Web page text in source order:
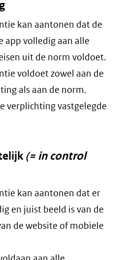
kan aantonen dat de
app volledig aan alle
uit de norm voldoet.
voldoet zowel aan de
als aan de norm.
verplichting vastgelegde
(= in control
kan aantonen dat er
en juist beeld is van de
de website of mobiele